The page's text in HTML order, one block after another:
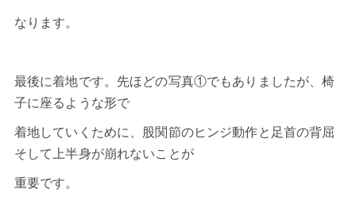
なります。
最後に着地です。先ほどの写真①でもありましたが、椅
子に座るような形で
着地していくために、股関節のヒンジ動作と足首の背屈
そして上半身が崩れないことが
重要です。